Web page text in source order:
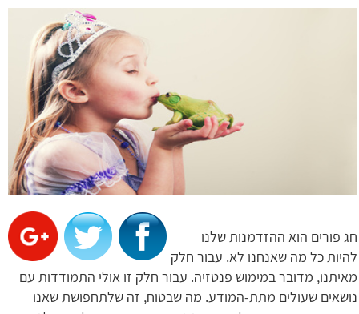
חג פורים הוא ההזדמנות שלנו
להיות כל מה שאנחנו לא. עבור חלק
מאיתנו, מדובר במימוש פנטזיה. עבור חלק זו אולי התמודדות עם
נושאים שעולים מתת-המודע. מה שבטוח, זה שלתחפושת שאנו